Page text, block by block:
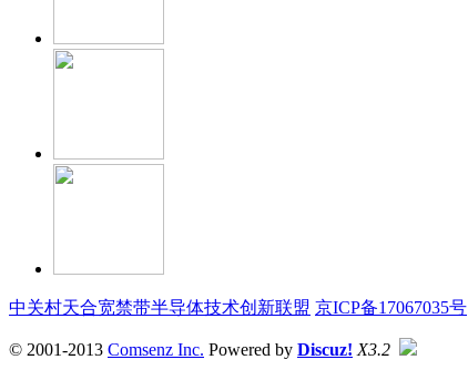
中关村天合宽禁带半导体技术创新联盟 京ICP备17067035号
© 2001-2013 Comsenz Inc. Powered by Discuz! X3.2